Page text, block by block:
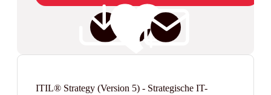
ITIL® Strategy (Version 5) - Strategische IT-